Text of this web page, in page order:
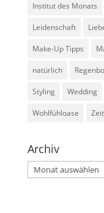
Institut des Monats
Leidenschaft
Make-Up Tipps
natürlich
Styling Wedding
Wohlfühloase
Archiv
Archiv